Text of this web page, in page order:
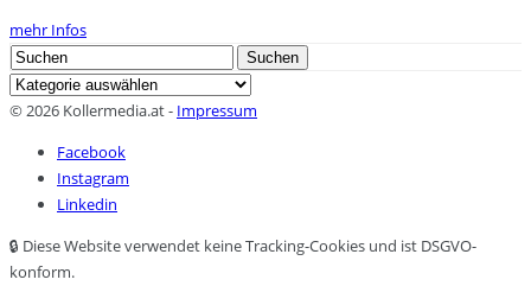
mehr Infos
Search
for:
Suchen
Kategorien
© 2026 Kollermedia.at - Impressum
Facebook
Instagram
Linkedin
🔒 Diese Website verwendet keine Tracking-Cookies und ist DSGVO-
konform.